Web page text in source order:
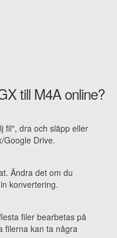
till M4A online?
fil", dra och släpp eller
Google Drive.
Ändra det om du
konvertering.
filer bearbetas på
filerna kan ta några